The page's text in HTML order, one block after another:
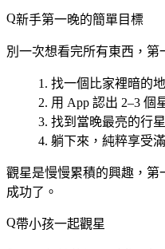
新手第一晚的簡單目標
別一次想看完所有東西，第
找一個比家裡暗的
用 App 認出 2–3 個
找到當晚最亮的行
躺下來，純粹享受
觀星是慢慢累積的興趣，第
成功了。
帶小孩一起觀星